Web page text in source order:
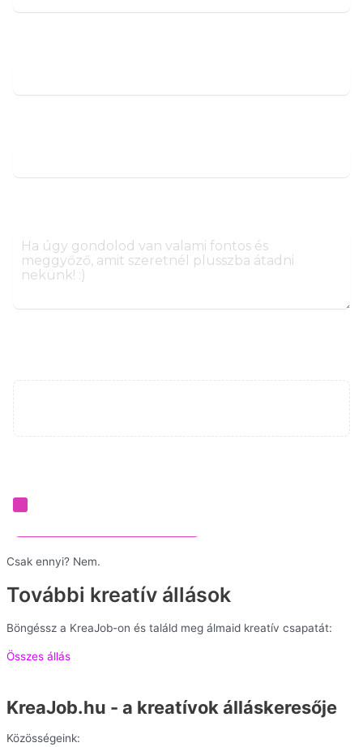
Csak ennyi? Nem.
További kreatív állások
Böngéssz a KreaJob-on és találd meg álmaid kreatív csapatát:
Összes állás
KreaJob.hu - a kreatívok álláskeresője
Közösségeink: